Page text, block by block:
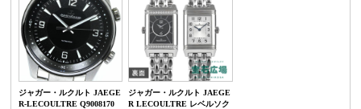
ジャガー・ルクルト JAEGE
R-LECOULTRE Q9008170
ジャガー・ルクルト JAEGE
R LECOULTRE レベルソク